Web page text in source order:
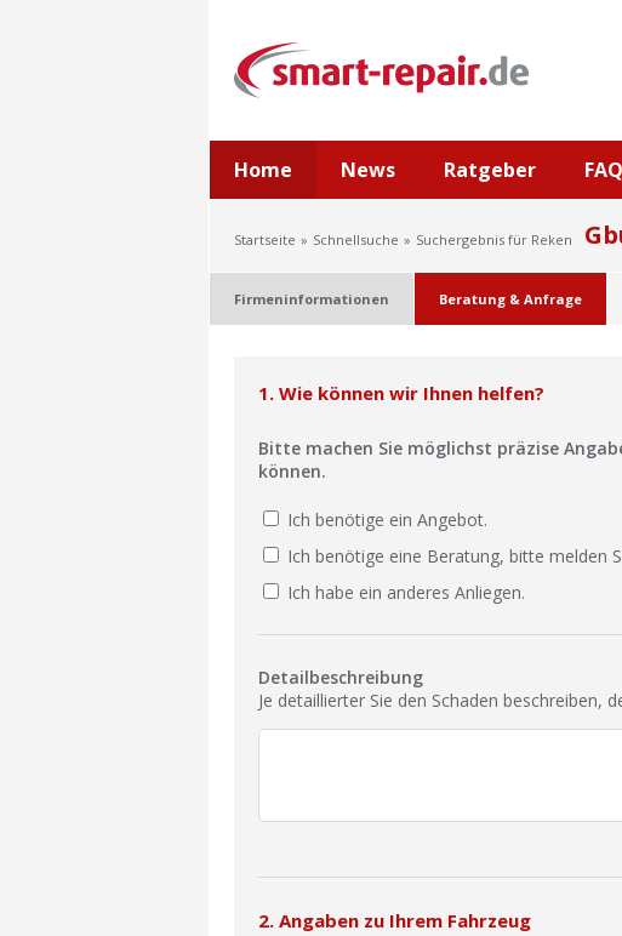
Home News Ratgeber FAQ
Startseite Schnellsuche Suchergebnis für Reken
Firmeninformationen Beratung & Anfrage
1. Wie können wir Ihnen helfen?
Bitte machen Sie möglichst präzise
können.
Ich benötige ein Angebot.
Ich benötige eine Beratung, bitte melden
Ich habe ein anderes Anliegen.
Detailbeschreibung
Je detaillierter Sie den Schaden beschreiben,
2. Angaben zu Ihrem Fahrzeug